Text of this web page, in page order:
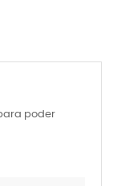
poder